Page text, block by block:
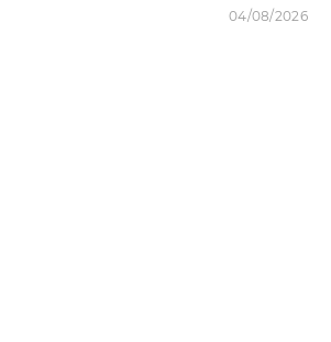
04/08/2026